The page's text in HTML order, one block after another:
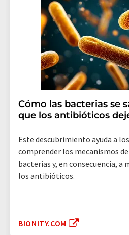
Cómo las bacterias se
que los antibióticos
Este descubrimiento ayuda a
comprender los mecanismos
bacterias y, en consecuencia, a
los antibióticos.
BIONITY.COM